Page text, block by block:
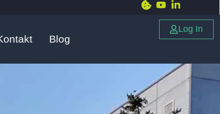
Blog
Log In